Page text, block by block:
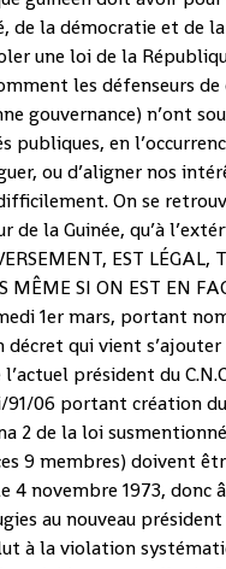
de la démocratie et de
une loi de la
les défenseurs de
gouvernance) n’ont
en
ou d’aligner nos
On se
la Guinée, qu’à
EST LÉGAL,
MÊME SI ON EST EN
1er mars, portant
qui vient s’ajouter
président du
06 portant création
2 de la loi
9 membres) doivent
novembre 1973, donc
au nouveau
à la violation